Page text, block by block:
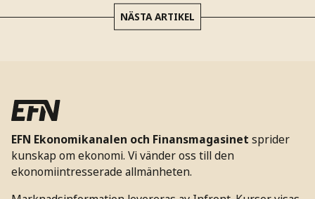
NÄSTA ARTIKEL
EFN Ekonomikanalen och Finansmagasinet sprider
kunskap om ekonomi. Vi vänder oss till den
ekonomiintresserade allmänheten.